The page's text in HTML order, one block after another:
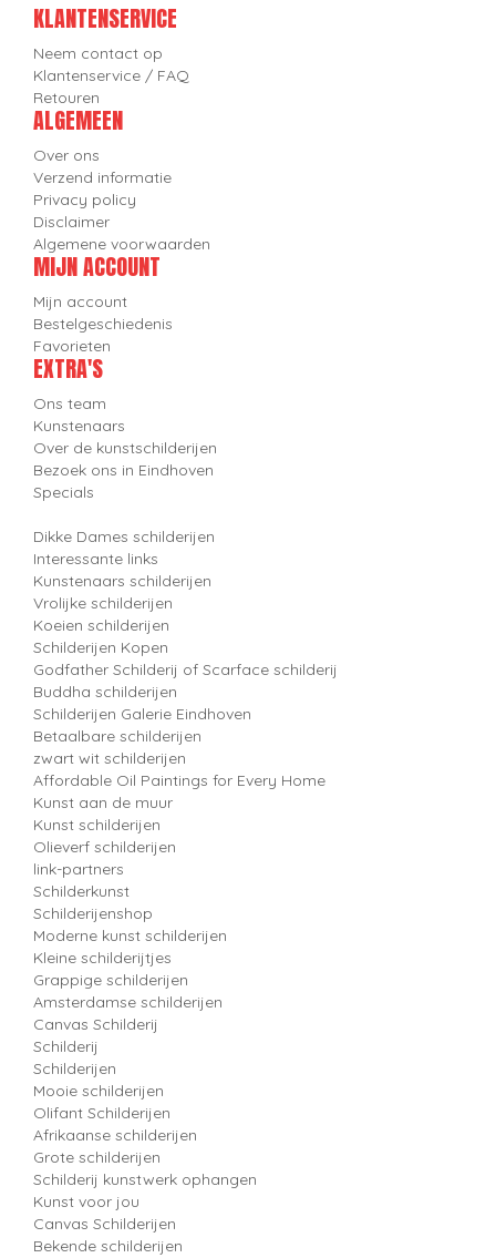
KLANTENSERVICE
Neem contact op
Klantenservice / FAQ
Retouren
ALGEMEEN
Over ons
Verzend informatie
Privacy policy
Disclaimer
Algemene voorwaarden
MIJN ACCOUNT
Mijn account
Bestelgeschiedenis
Favorieten
EXTRA'S
Ons team
Kunstenaars
Over de kunstschilderijen
Bezoek ons in Eindhoven
Specials
Dikke Dames schilderijen
Interessante links
Kunstenaars schilderijen
Vrolijke schilderijen
Koeien schilderijen
Schilderijen Kopen
Godfather Schilderij of Scarface schilderij
Buddha schilderijen
Schilderijen Galerie Eindhoven
Betaalbare schilderijen
zwart wit schilderijen
Affordable Oil Paintings for Every Home
Kunst aan de muur
Kunst schilderijen
Olieverf schilderijen
link-partners
Schilderkunst
Schilderijenshop
Moderne kunst schilderijen
Kleine schilderijtjes
Grappige schilderijen
Amsterdamse schilderijen
Canvas Schilderij
Schilderij
Schilderijen
Mooie schilderijen
Olifant Schilderijen
Afrikaanse schilderijen
Grote schilderijen
Schilderij kunstwerk ophangen
Kunst voor jou
Canvas Schilderijen
Bekende schilderijen